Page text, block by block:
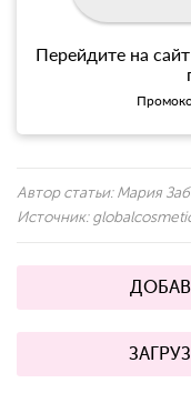
Перейдите на сайт
Автор статьи: Мария
Источник: